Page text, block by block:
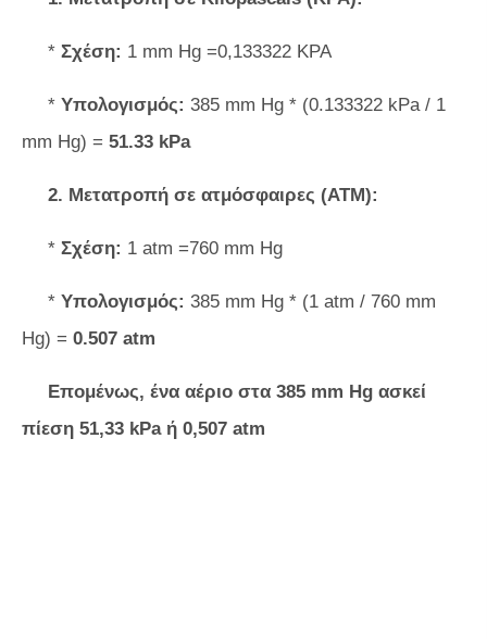
* Σχέση: 1 mm Hg =0,133322 KPA
* Υπολογισμός: 385 mm Hg * (0.133322 kPa / 1
mm Hg) = 51.33 kPa
2. Μετατροπή σε ατμόσφαιρες (ATM):
* Σχέση: 1 atm =760 mm Hg
* Υπολογισμός: 385 mm Hg * (1 atm / 760 mm
Hg) = 0.507 atm
Επομένως, ένα αέριο στα 385 mm Hg ασκεί
πίεση 51,33 kPa ή 0,507 atm